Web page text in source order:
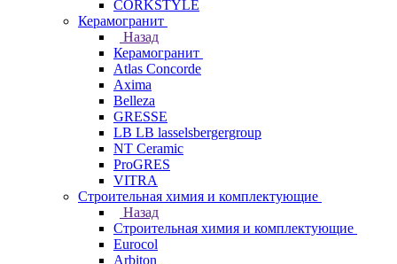
CORKSTYLE
Керамогранит
Назад
Керамогранит
Atlas Concorde
Axima
Belleza
GRESSE
LB LB lasselsbergergroup
NT Ceramic
ProGRES
VITRA
Строительная химия и комплектующие
Назад
Строительная химия и комплектующие
Eurocol
Arbiton